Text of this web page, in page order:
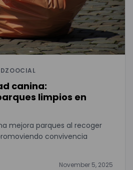
canina:
limpios en
mejora parques al recoger
convivencia
November 5, 2025